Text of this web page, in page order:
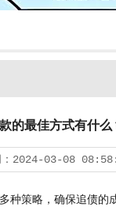
的最佳方式有什
2024-03-08
策略，确保追债的成